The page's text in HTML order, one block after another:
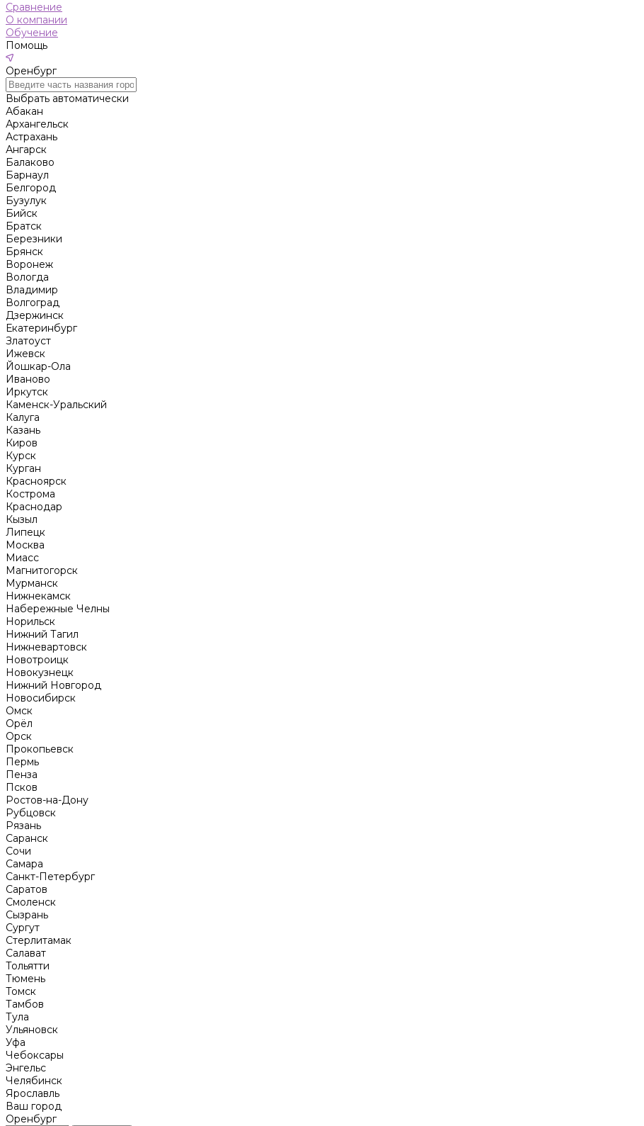
Сравнение
О компании
Обучение
Помощь
Оренбург
Выбрать автоматически
Абакан
Архангельск
Астрахань
Ангарск
Балаково
Барнаул
Белгород
Бузулук
Бийск
Братск
Березники
Брянск
Воронеж
Вологда
Владимир
Волгоград
Дзержинск
Екатеринбург
Златоуст
Ижевск
Йошкар-Ола
Иваново
Иркутск
Каменск-Уральский
Калуга
Казань
Киров
Курск
Курган
Красноярск
Кострома
Краснодар
Кызыл
Липецк
Москва
Миасс
Магнитогорск
Мурманск
Нижнекамск
Набережные Челны
Норильск
Нижний Тагил
Нижневартовск
Новотроицк
Новокузнецк
Нижний Новгород
Новосибирск
Омск
Орёл
Орск
Прокопьевск
Пермь
Пенза
Псков
Ростов-на-Дону
Рубцовск
Рязань
Саранск
Сочи
Самара
Санкт-Петербург
Саратов
Смоленск
Сызрань
Сургут
Стерлитамак
Салават
Тольятти
Тюмень
Томск
Тамбов
Тула
Ульяновск
Уфа
Чебоксары
Энгельс
Челябинск
Ярославль
Ваш город
Оренбург